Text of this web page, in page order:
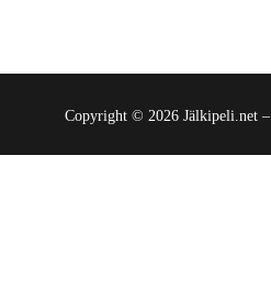
Copyright © 2026 Jälkipeli.net –